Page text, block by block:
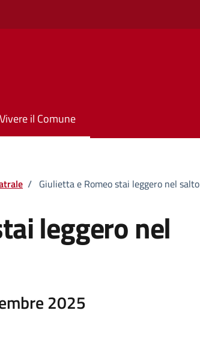
Vivere il Comune
/ Giulietta e Romeo stai leggero nel salto
leggero nel
2025